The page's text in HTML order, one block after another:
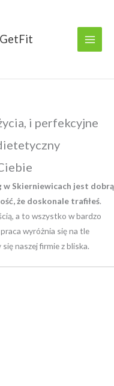
i perfekcyjne
w Skierniewicach jest dobrą
że doskonale trafiłeś.
a to wszystko w bardzo
wyróżnia się na tle
naszej firmie z bliska.